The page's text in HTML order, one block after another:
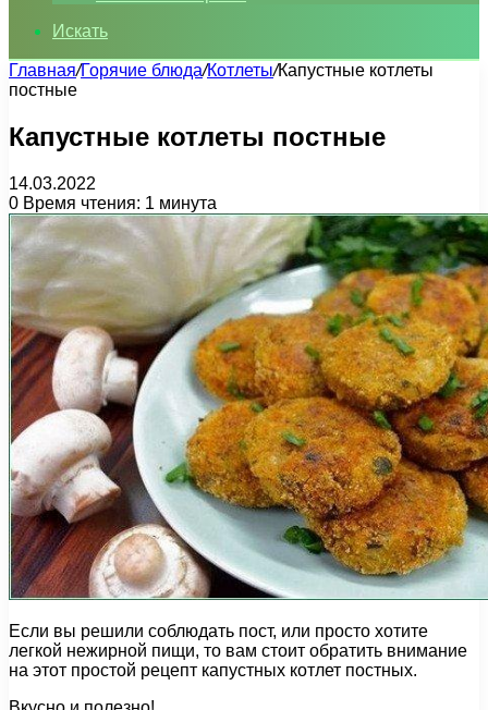
Искать
Главная/Горячие блюда/Котлеты/Капустные котлеты
постные
Капустные котлеты постные
14.03.2022
0 Время чтения: 1 минута
Если вы решили соблюдать пост, или просто хотите
легкой нежирной пищи, то вам стоит обратить внимание
на этот простой рецепт капустных котлет постных.